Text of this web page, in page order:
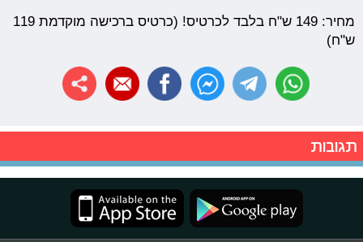
מחיר: 149 ש"ח בלבד לכרטיס! (כרטיס ברכישה מוקדמת 119
ש"ח)
תגובות